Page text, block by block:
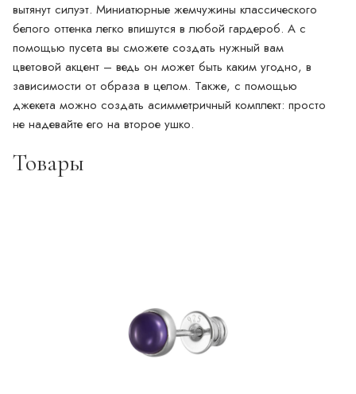
вытянут силуэт. Миниатюрные жемчужины классического
белого оттенка легко впишутся в любой гардероб. А с
помощью пусета вы сможете создать нужный вам
цветовой акцент – ведь он может быть каким угодно, в
зависимости от образа в целом. Также, с помощью
джекета можно создать асимметричный комплект: просто
не надевайте его на второе ушко.
Товары